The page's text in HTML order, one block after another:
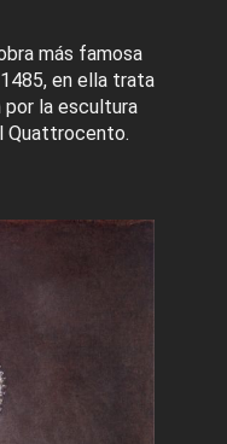
más famosa
en ella trata
por la escultura
Quattrocento.